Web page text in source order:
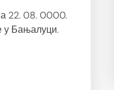
22. 08. 0000.
у Бањалуци.